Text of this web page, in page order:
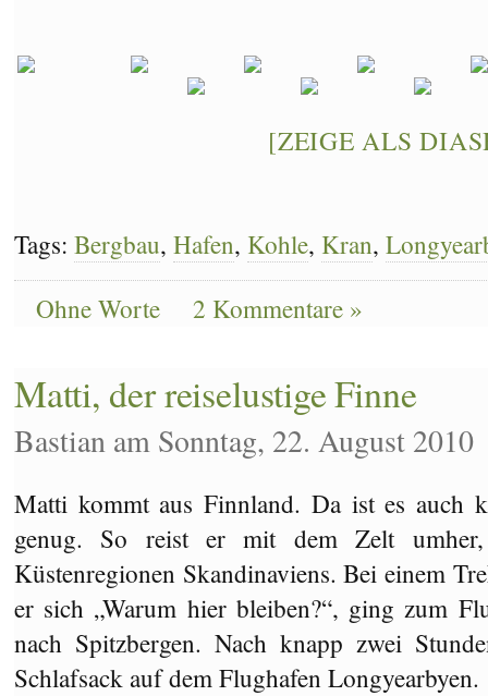
[ZEIGE ALS
Tags: Bergbau, Hafen, Kohle, Kran,
Ohne Worte
2 Kommentare »
Matti, der reiselustige Finne
Bastian am Sonntag, 22. August 2010
Matti kommt aus Finnland. Da ist es auch
genug. So reist er mit dem Zelt
Küstenregionen Skandinaviens. Bei einem
er sich „Warum hier bleiben?“, ging zum
nach Spitzbergen. Nach knapp zwei
Schlafsack auf dem Flughafen Longyearbyen.